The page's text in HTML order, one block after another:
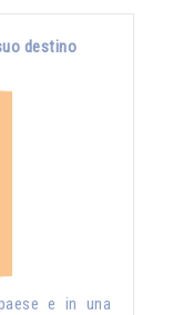
destino
e in una